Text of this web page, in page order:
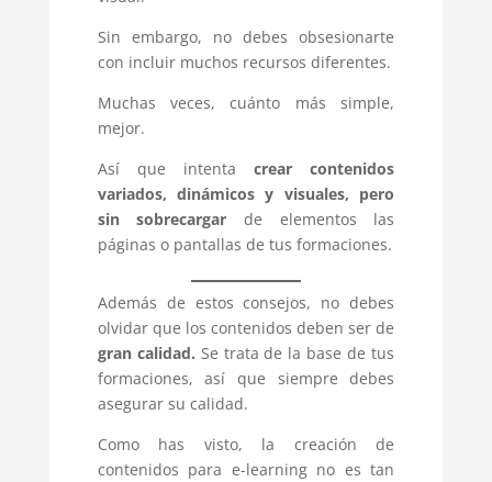
Sin embargo, no debes obsesionarte
con incluir muchos recursos diferentes.
Muchas veces, cuánto más simple,
mejor.
Así que intentacrear contenidos
variados, dinámicos y visuales, pero
sin sobrecargar de elementos las
páginas o pantallas de tus formaciones.
Además de estos consejos, no debes
olvidar que los contenidos deben ser de
gran calidad. Se trata de la base de tus
formaciones, así que siempre debes
asegurar su calidad.
Como has visto, la creación de
contenidos para e-learning no es tan